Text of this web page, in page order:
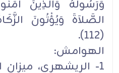
وَرَسُولُهُ وَالَّذِينَ
الصَّلاَةَ وَيُؤْتُونَ
(112).
الهوامش: